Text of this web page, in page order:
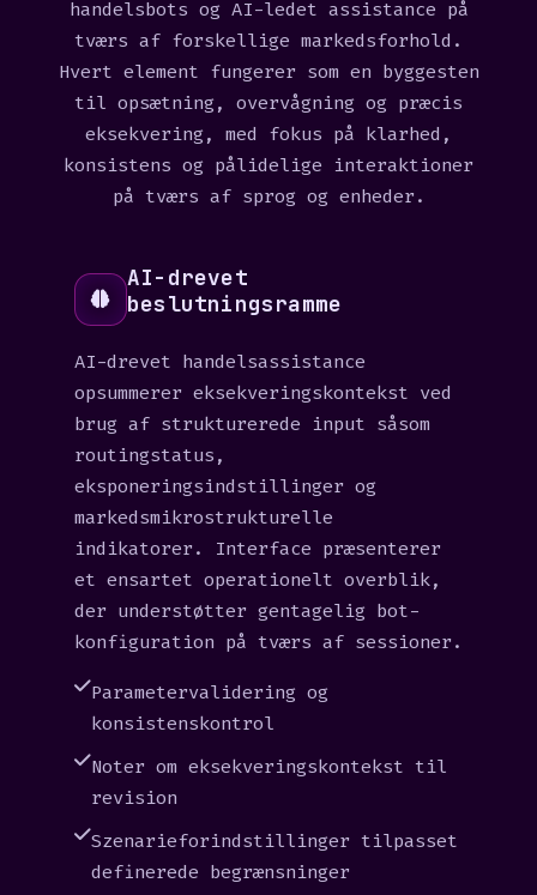
handelsbots og AI-ledet assistance på
tværs af forskellige markedsforhold.
Hvert element fungerer som en byggesten
til opsætning, overvågning og præcis
eksekvering, med fokus på klarhed,
konsistens og pålidelige interaktioner
på tværs af sprog og enheder.
AI-drevet
beslutningsramme
AI-drevet handelsassistance
opsummerer eksekveringskontekst ved
brug af strukturerede input såsom
routingstatus,
eksponeringsindstillinger og
markedsmikrostrukturelle
indikatorer. Interface præsenterer
et ensartet operationelt overblik,
der understøtter gentagelig bot-
konfiguration på tværs af sessioner.
Parametervalidering og
konsistenskontrol
Noter om eksekveringskontekst til
revision
Szenarieforindstillinger tilpasset
definerede begrænsninger